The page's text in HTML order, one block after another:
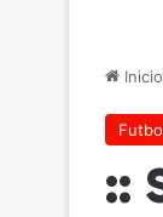
Inicio
::